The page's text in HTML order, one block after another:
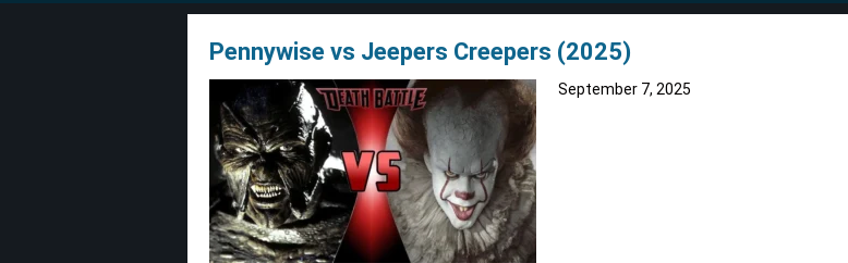
Pennywise vs Jeepers Creepers (2025)
September 7, 2025